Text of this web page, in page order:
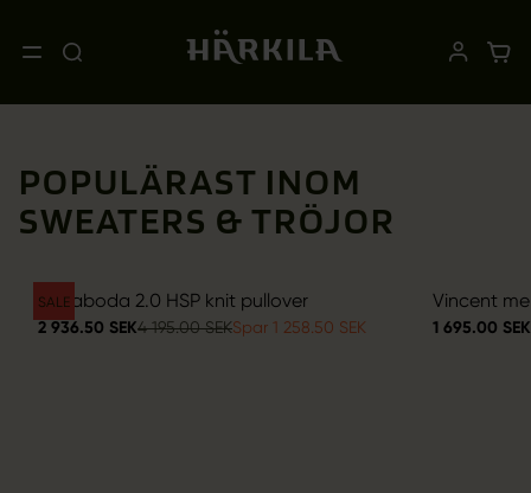
POPULÄRAST INOM
SWEATERS & TRÖJOR
SALE
Annaboda 2.0 HSP knit pullover
2 936.50 SEK4 195.00 SEKSpar 1 258.50 SEK
Vincent
1 695.00 SEK